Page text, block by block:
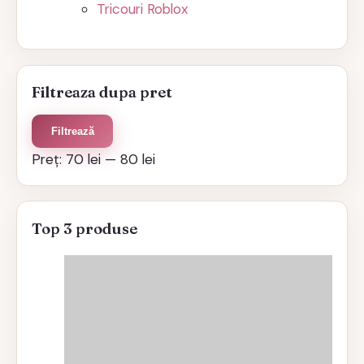
Tricouri Roblox
Filtreaza dupa pret
Preț
minim
Preț
maxim
Filtrează
Preț: 70 lei —80 lei
Top 3 produse